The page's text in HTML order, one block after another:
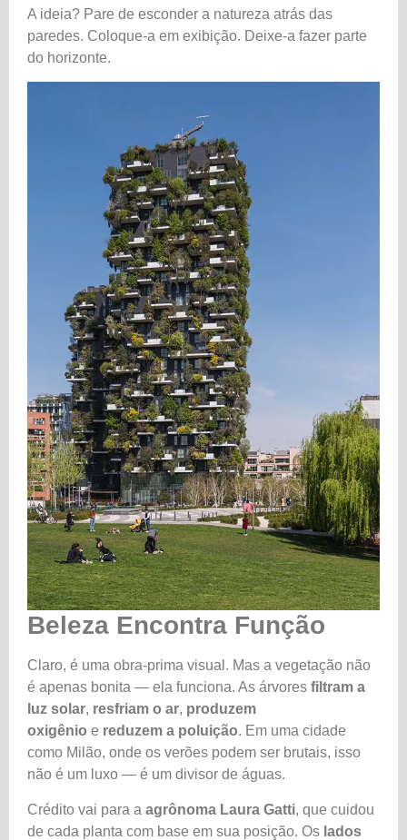
A ideia? Pare de esconder a natureza atrás das
paredes. Coloque-a em exibição. Deixe-a fazer parte
do horizonte.
Beleza Encontra Função
Claro, é uma obra-prima visual. Mas a vegetação não
é apenas bonita — ela funciona. As árvores filtram a
luz solar, resfriam o ar, produzem
oxigênio e reduzem a poluição. Em uma cidade
como Milão, onde os verões podem ser brutais, isso
não é um luxo — é um divisor de águas.
Crédito vai para a agrônoma Laura Gatti, que cuidou
de cada planta com base em sua posição. Os lados